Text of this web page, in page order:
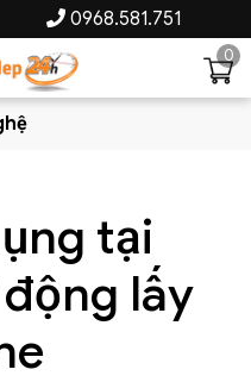
0968.581.751
0
tại
lấy